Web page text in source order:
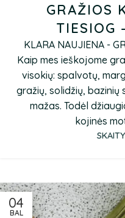
GRAŽIOS
TIESIOG
KLARA NAUJIENA -
Kaip mes ieškojome
visokių: spalvotų,
gražių, solidžių, bazinių
mažas. Todėl
kojinės
04
BAL